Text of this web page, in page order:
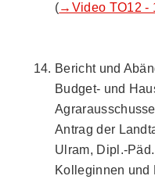
(→Video TO12 -
Bericht und
Budget- und
Antrag der
Ulram, Dipl.-
Kolleginnen und